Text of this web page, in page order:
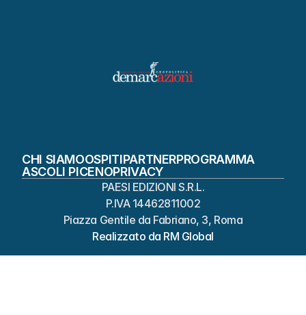
Scopri Ascoli Piceno
CHI SIAMOOSPITIPARTNERPROGRAMMA
ASCOLI PICENOPRIVACY
PAESI EDIZIONI S.R.L.
P.IVA 14462811002
Piazza Gentile da Fabriano, 3, Roma
Realizzato da RM Global